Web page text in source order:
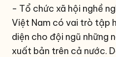
- Tổ chức xã hội nghề
Việt Nam có vai trò tập
diện cho đội ngũ những
xuất bản trên cả nước.